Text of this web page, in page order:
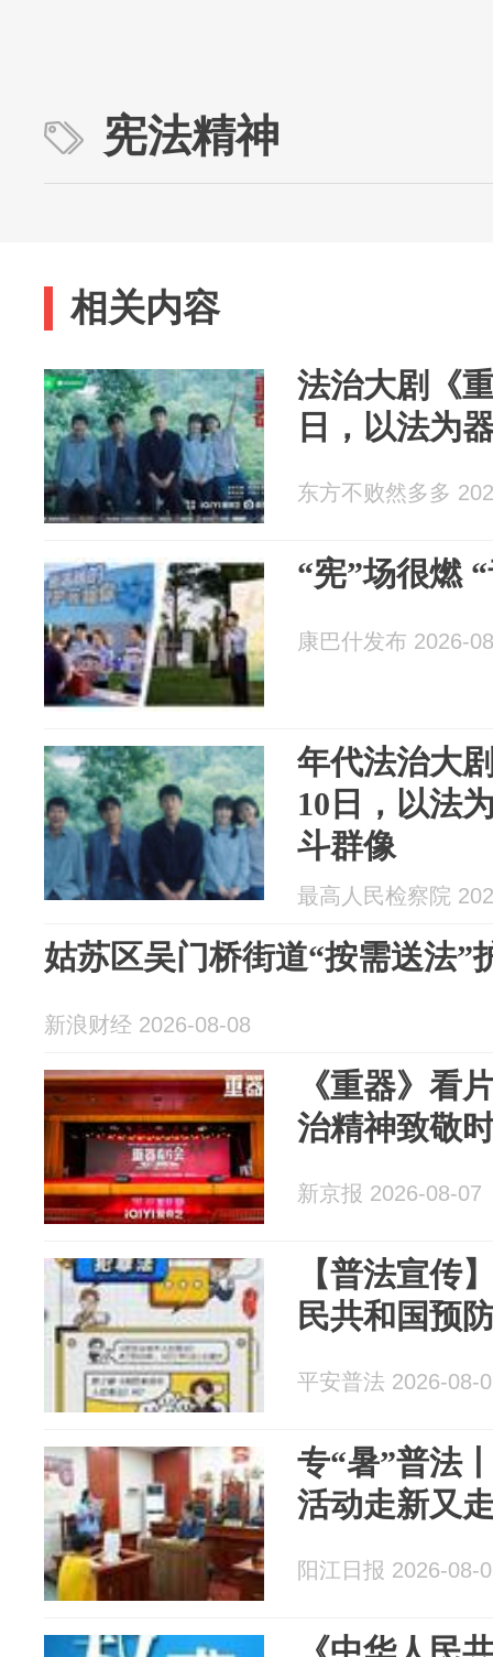
宪法精神
相关内容
法治大剧《
日，以法为
东方不败然多多
“宪”场很燃
康巴什发布 2026-
年代法治大
10日，以法
斗群像
最高人民检察院
姑苏区吴门桥街道“按需送法”
新浪财经 2026-08-08
《重器》看
治精神致敬
新京报 2026-08-07
【普法宣传
民共和国预
平安普法 2026-08-
专“暑”普法
活动走新又
阳江日报 2026-08-